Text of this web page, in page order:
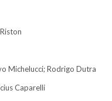
Michelucci; Rodrigo Dutra
Caparelli